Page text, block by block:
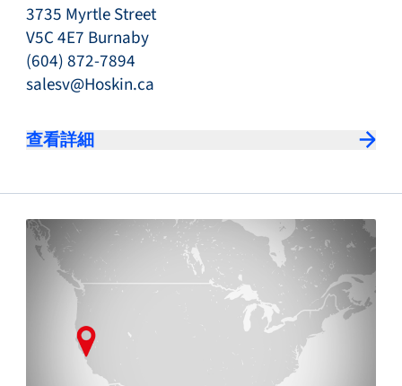
3735 Myrtle Street
V5C 4E7 Burnaby
(604) 872-7894
salesv@Hoskin.ca
查看詳細